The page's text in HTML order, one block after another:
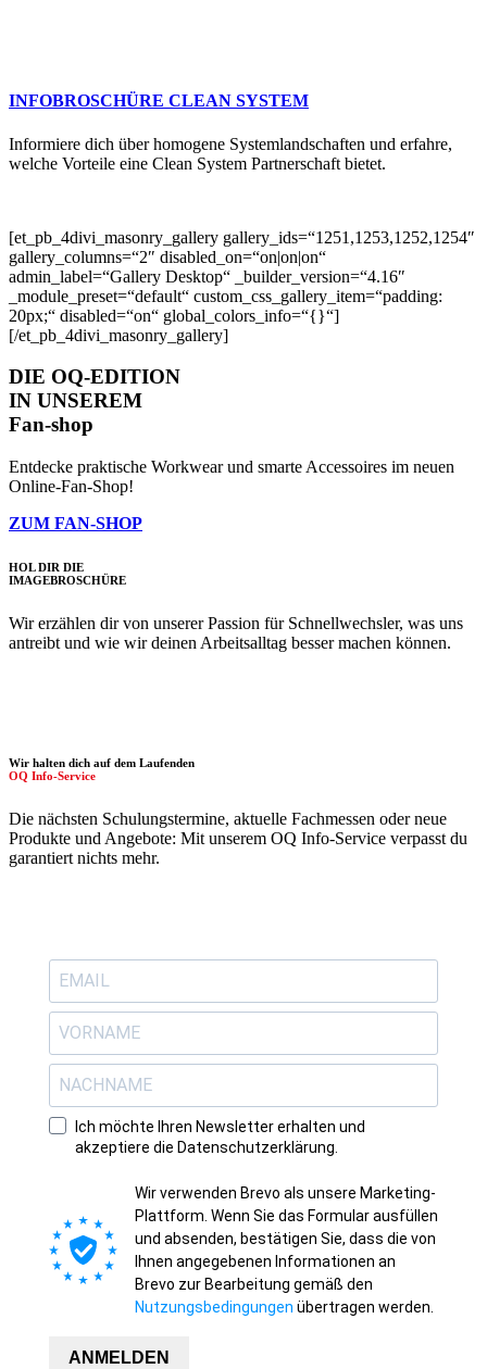
INFO­BROSCHÜRE CLEAN SYSTEM
Informiere dich über homogene Systemlandschaften und erfahre,
welche Vorteile eine Clean System Partnerschaft bietet.
[et_pb_4divi_masonry_gallery gallery_ids=“1251,1253,1252,1254″
gallery_columns=“2″ disabled_on=“on|on|on“
admin_label=“Gallery Desktop“ _builder_version=“4.16″
_module_preset=“default“ custom_css_gallery_item=“padding:
20px;“ disabled=“on“ global_colors_info=“{}“]
[/et_pb_4divi_masonry_gallery]
DIE OQ-EDITION
IN UNSEREM
Fan-shop
Entdecke praktische Workwear und smarte Accessoires im neuen
Online-Fan-Shop!
ZUM FAN-SHOP
HOL DIR DIE
IMAGE­BROSCHÜRE
Wir erzählen dir von unserer Passion für Schnellwechsler, was uns
antreibt und wie wir deinen Arbeitsalltag besser machen können.
Wir halten dich auf dem Laufenden
OQ Info-Service
Die nächsten Schulungstermine, aktuelle Fachmessen oder neue
Produkte und Angebote: Mit unserem OQ Info-Service verpasst du
garantiert nichts mehr.
Ich möchte Ihren Newsletter erhalten und
akzeptiere die Datenschutzerklärung.
Wir verwenden Brevo als unsere Marketing-
Plattform. Wenn Sie das Formular ausfüllen
und absenden, bestätigen Sie, dass die von
Ihnen angegebenen Informationen an
Brevo zur Bearbeitung gemäß den
Nutzungsbedingungen übertragen werden.
ANMELDEN